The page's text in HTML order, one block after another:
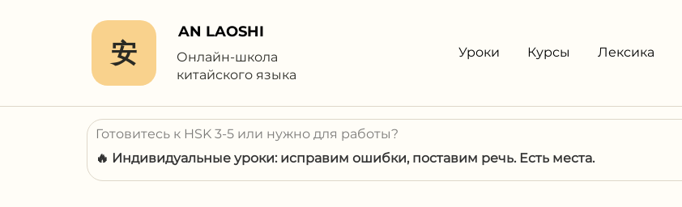
安
AN LAOSHI
Онлайн-школа
китайского языка
Уроки Курсы Лексика
Готовитесь к HSK 3-5 или нужно для работы?
🔥 Индивидуальные уроки: исправим ошибки, поставим речь. Есть места.